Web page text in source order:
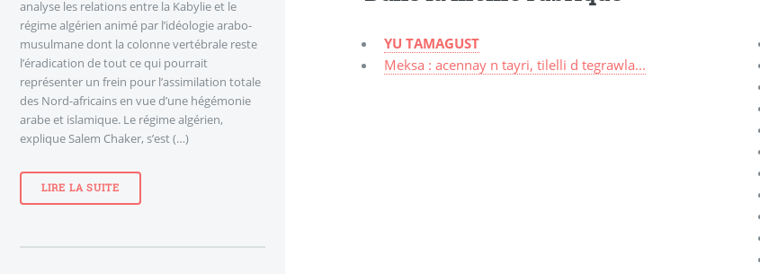
YU TAMAGUST
Meksa : acennay n tayri, tilelli d tegrawla...
analyse les relations entre la Kabylie et le
régime algérien animé par l’idéologie arabo-
musulmane dont la colonne vertébrale reste
l’éradication de tout ce qui pourrait
représenter un frein pour l’assimilation totale
des Nord-africains en vue d’une hégémonie
arabe et islamique. Le régime algérien,
explique Salem Chaker, s’est (…)
LIRE LA SUITE